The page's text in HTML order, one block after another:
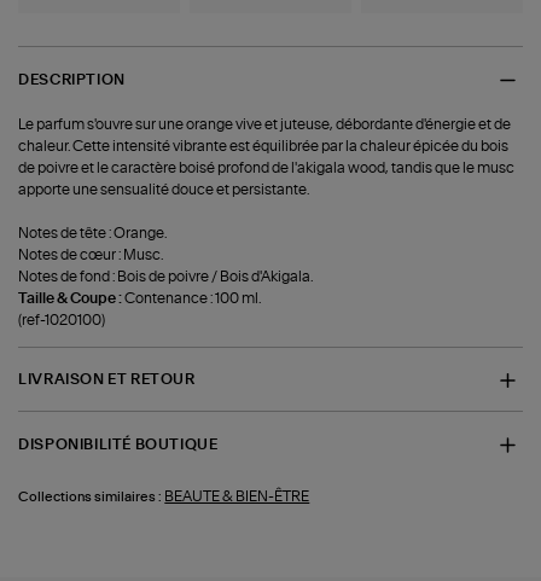
DESCRIPTION
Le parfum s'ouvre sur une orange vive et juteuse, débordante d'énergie et de
chaleur. Cette intensité vibrante est équilibrée par la chaleur épicée du bois
de poivre et le caractère boisé profond de l'akigala wood, tandis que le musc
apporte une sensualité douce et persistante.
Notes de tête : Orange.
Notes de cœur : Musc.
Notes de fond : Bois de poivre / Bois d'Akigala.
Taille & Coupe :Contenance : 100 ml.
(ref-1020100)
LIVRAISON ET RETOUR
DISPONIBILITÉ BOUTIQUE
Collections similaires : BEAUTE & BIEN-ÊTRE